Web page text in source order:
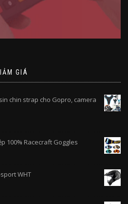
GIÁ
chin strap cho Gopro, camera
100% Racecraft Goggles
WHT